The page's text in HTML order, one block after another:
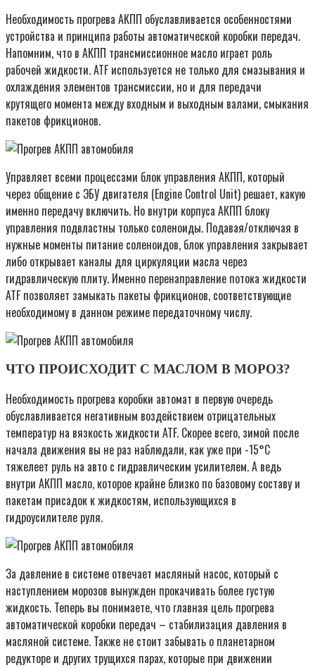
Необходимость прогрева АКПП обуславливается особенностями
устройства и принципа работы автоматической коробки передач.
Напомним, что в АКПП трансмиссионное масло играет роль
рабочей жидкости. ATF используется не только для смазывания и
охлаждения элементов трансмиссии, но и для передачи
крутящего момента между входным и выходным валами, смыкания
пакетов фрикционов.
Управляет всеми процессами блок управления АКПП, который
через общение с ЭБУ двигателя (Engine Control Unit) решает, какую
именно передачу включить. Но внутри корпуса АКПП блоку
управления подвластны только соленоиды. Подавая/отключая в
нужные моменты питание соленоидов, блок управления закрывает
либо открывает каналы для циркуляции масла через
гидравлическую плиту. Именно перенаправление потока жидкости
ATF позволяет замыкать пакеты фрикционов, соответствующие
необходимому в данном режиме передаточному числу.
ЧТО ПРОИСХОДИТ С МАСЛОМ В МОРОЗ?
Необходимость прогрева коробки автомат в первую очередь
обуславливается негативным воздействием отрицательных
температур на вязкость жидкости ATF. Скорее всего, зимой после
начала движения вы не раз наблюдали, как уже при -15°С
тяжелеет руль на авто с гидравлическим усилителем. А ведь
внутри АКПП масло, которое крайне близко по базовому составу и
пакетам присадок к жидкостям, использующихся в
гидроусилителе руля.
За давление в системе отвечает масляный насос, который с
наступлением морозов вынужден прокачивать более густую
жидкость. Теперь вы понимаете, что главная цель прогрева
автоматической коробки передач – стабилизация давления в
масляной системе. Также не стоит забывать о планетарном
редукторе и других трущихся парах, которые при движении